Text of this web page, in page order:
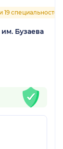
19 специальностей
Бузаева